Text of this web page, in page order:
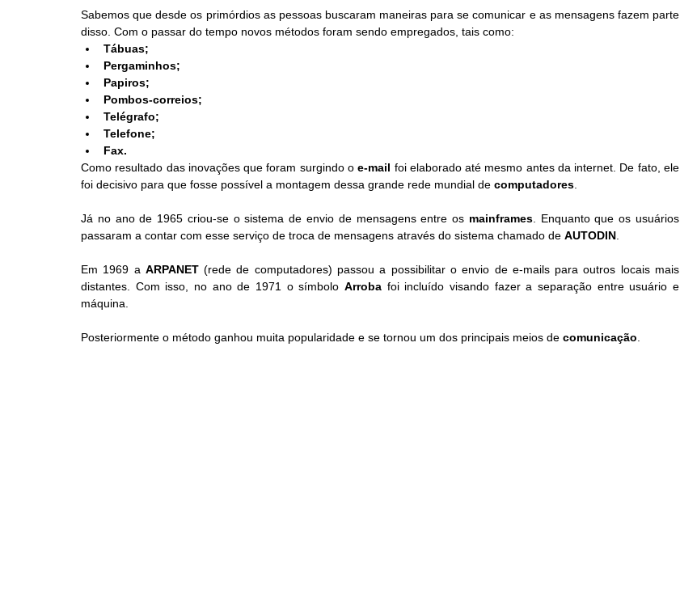
Sabemos que desde os primórdios as pessoas buscaram maneiras para se comunicar e as mensagens fazem parte
disso. Com o passar do tempo novos métodos foram sendo empregados, tais como:
Tábuas;
Pergaminhos;
Papiros;
Pombos-correios;
Telégrafo;
Telefone;
Fax.
Como resultado das inovações que foram surgindo o e-mail foi elaborado até mesmo antes da internet. De fato, ele
foi decisivo para que fosse possível a montagem dessa grande rede mundial de computadores.
Já no ano de 1965 criou-se o sistema de envio de mensagens entre os mainframes. Enquanto que os usuários
passaram a contar com esse serviço de troca de mensagens através do sistema chamado de AUTODIN.
Em 1969 a ARPANET (rede de computadores) passou a possibilitar o envio de e-mails para outros locais mais
distantes. Com isso, no ano de 1971 o símbolo Arroba foi incluído visando fazer a separação entre usuário e
máquina.
Posteriormente o método ganhou muita popularidade e se tornou um dos principais meios de comunicação.